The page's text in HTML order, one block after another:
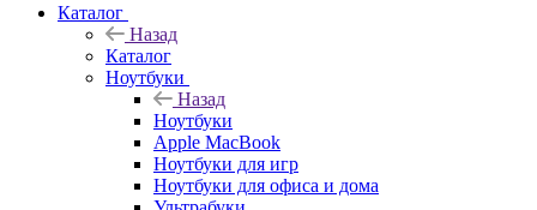
Каталог
Назад
Каталог
Ноутбуки
Назад
Ноутбуки
Apple MacBook
Ноутбуки для игр
Ноутбуки для офиса и дома